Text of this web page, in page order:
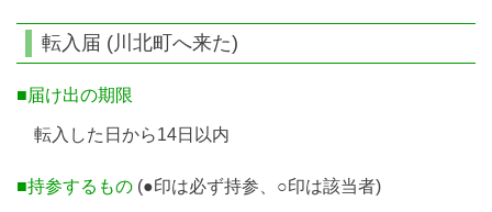
転入届 (川北町へ来た)
■届け出の期限
転入した日から14日以内
■持参するもの (●印は必ず持参、○印は該当者)